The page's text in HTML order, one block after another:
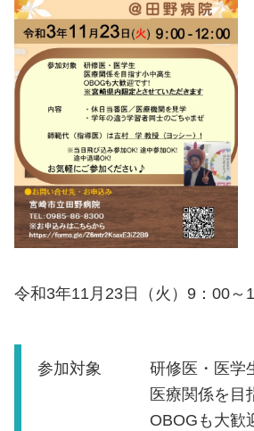
令和3年11月23日（火）9：00～
参加対象 研修医・医学
医療関係を目指す
OBOGも大歓迎